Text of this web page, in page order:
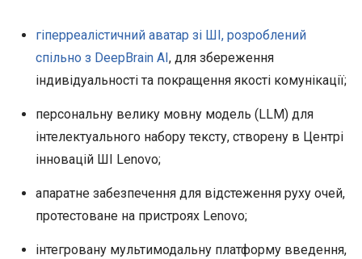
гіперреалістичний аватар зі ШІ, розроблений
спільно з DeepBrain AI , для збереження
індивідуальності та покращення якості комунікації;
персональну велику мовну модель (LLM) для
інтелектуального набору тексту, створену в Центрі
інновацій ШІ Lenovo;
апаратне забезпечення для відстеження руху очей,
протестоване на пристроях Lenovo;
інтегровану мультимодальну платформу введення,